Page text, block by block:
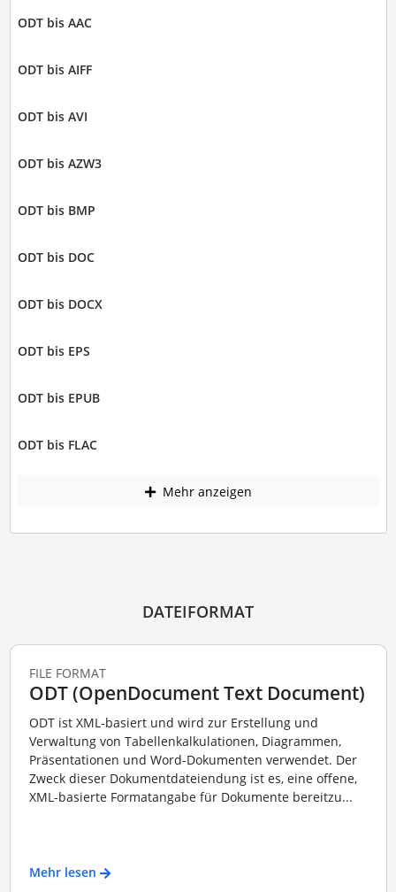
ODT bis AAC
ODT bis AIFF
ODT bis AVI
ODT bis AZW3
ODT bis BMP
ODT bis DOC
ODT bis DOCX
ODT bis EPS
ODT bis EPUB
ODT bis FLAC
Mehr anzeigen
DATEIFORMAT
FILE FORMAT
ODT (OpenDocument Text Document)
ODT ist XML-basiert und wird zur Erstellung und
Verwaltung von Tabellenkalkulationen, Diagrammen,
Präsentationen und Word-Dokumenten verwendet. Der
Zweck dieser Dokumentdateiendung ist es, eine offene,
XML-basierte Formatangabe für Dokumente bereitzu...
Mehr lesen